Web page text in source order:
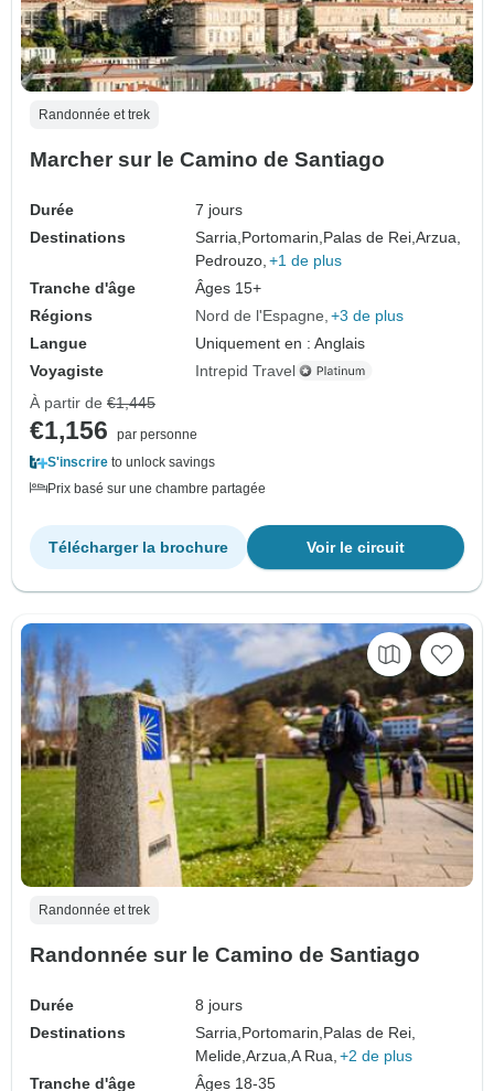
Randonnée et trek
Marcher sur le Camino de Santiago
Durée
7 jours
Destinations
Sarria, Portomarin, Palas de Rei,Arzua,
Pedrouzo, +1 de plus
Tranche d'âge
Âges 15+
Régions
Nord de l'Espagne +3 de plus
Langue
Uniquement en : Anglais
Voyagiste
Intrepid Travel
À partir de €1,445
€1,156
par personne
S'inscrire to unlock savings
Prix basé sur une chambre partagée
Voir le circuit
Télécharger la brochure
Randonnée et trek
Randonnée sur le Camino de Santiago
Durée
8 jours
Destinations
Sarria, Portomarin, Palas de Rei,
Melide,Arzua,A Rua, +2 de plus
Tranche d'âge
Âges 18-35